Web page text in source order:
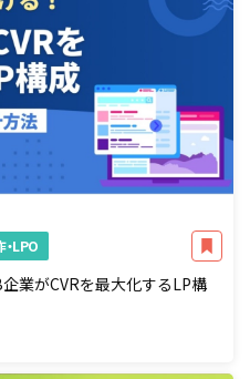
LPO
業がCVRを最大化するLP構